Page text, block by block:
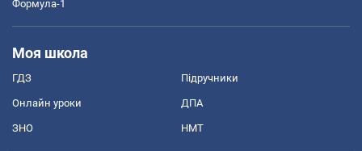
Формула-1
Моя школа
ГДЗ Підручники
Онлайн уроки ДПА
ЗНО НМТ